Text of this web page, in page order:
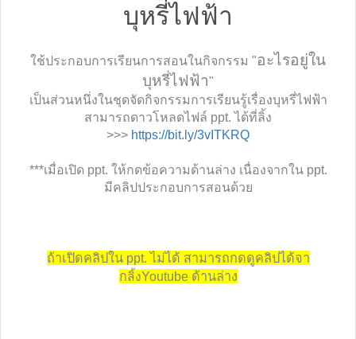
บุหรี่ไฟฟ้า
ใช้ประกอบการเรียนการสอนในกิจกรรม "อะไรอยู่ใน
บุหรี่ไฟฟ้า"
เป็นส่วนหนึ่งในชุดจัดกิจกรรมการเรียนรู้เรื่องบุหรี่ไฟฟ้า
สามารถดาวโหลดไฟล์ ppt. ได้ที่ลิ้ง
>>> https://bit.ly/3vITKRQ
***เมื่อเปิด ppt. ให้กดข้อความด้านล่าง เนื่องจากใน ppt.
มีคลิปประกอบการสอนด้วย
ถ้าเปิดคลิปใน ppt. ไม่ได้ สามารถกดดูคลิปได้จา
กลิ้งYoutube ด้านล่าง